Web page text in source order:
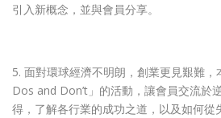
引入新概念，並與會員分享。
5. 面對環球經濟不明朗，創業更見艱難
Dos and Don’t」的活動，讓會員交流於
得，了解各行業的成功之道，以及如何從